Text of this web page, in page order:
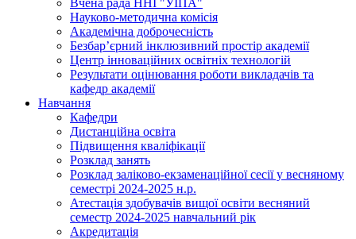
Вчена рада ННІ "УІПА"
Науково-методична комісія
Академічна доброчесність
Безбар’єрний інклюзивний простір академії
Центр інноваційних освітніх технологій
Результати оцінювання роботи викладачів та
кафедр академії
Навчання
Кафедри
Дистанційна освіта
Підвищення кваліфікації
Розклад занять
Розклад заліково-екзаменаційної сесії у весняному
семестрі 2024-2025 н.р.
Атестація здобувачів вищої освіти весняний
семестр 2024-2025 навчальний рік
Акредитація